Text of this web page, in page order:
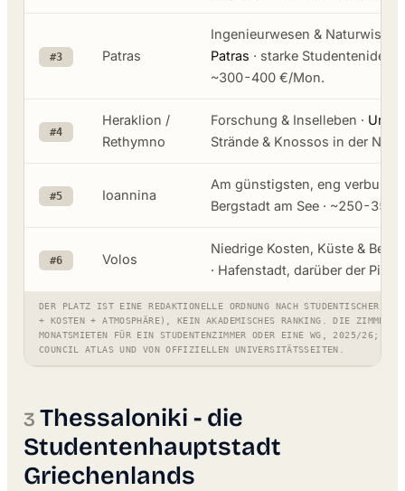
#3 Patras
Ingenieurwesen &
Patras · starke
~300-400 €/Mon.
#4
Heraklion /
Rethymno
Forschung & Inselleben ·
Strände & Knossos in der
#5 Ioannina
Am günstigsten, eng
Bergstadt am See · ~250-350
#6 Volos
Niedrige Kosten, Küste &
· Hafenstadt, darüber der
DER PLATZ IST EINE REDAKTIONELLE ORDNUNG NACH STUDENTISCHER
+ KOSTEN + ATMOSPHÄRE), KEIN AKADEMISCHES RANKING. DIE
MONATSMIETEN FÜR EIN STUDENTENZIMMER ODER EINE WG, 2025/26;
COUNCIL ATLAS UND VON OFFIZIELLEN UNIVERSITÄTSSEITEN.
Thessaloniki - die
Studentenhauptstadt
Griechenlands